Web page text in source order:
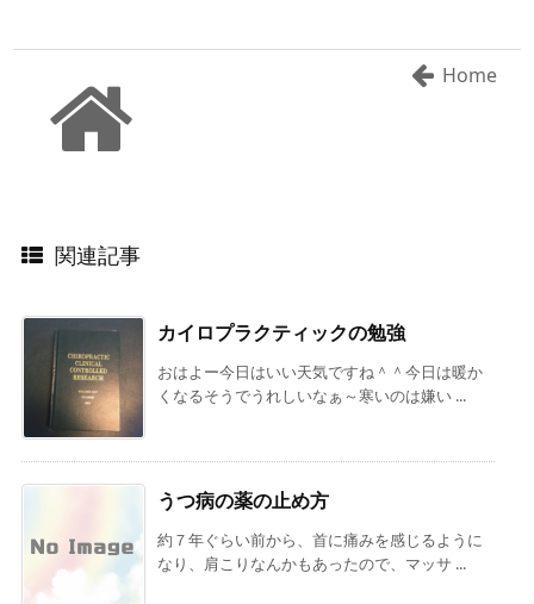
Home
関連記事
カイロプラクティックの勉強
おはよー今日はいい天気ですね＾＾今日は暖か
くなるそうでうれしいなぁ～寒いのは嫌い ...
うつ病の薬の止め方
約７年ぐらい前から、首に痛みを感じるように
なり、肩こりなんかもあったので、マッサ ...